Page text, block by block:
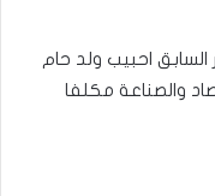
السابق احبيب ولد حام
والصناعة مكلفا